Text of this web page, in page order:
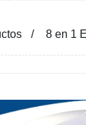
8 en 1